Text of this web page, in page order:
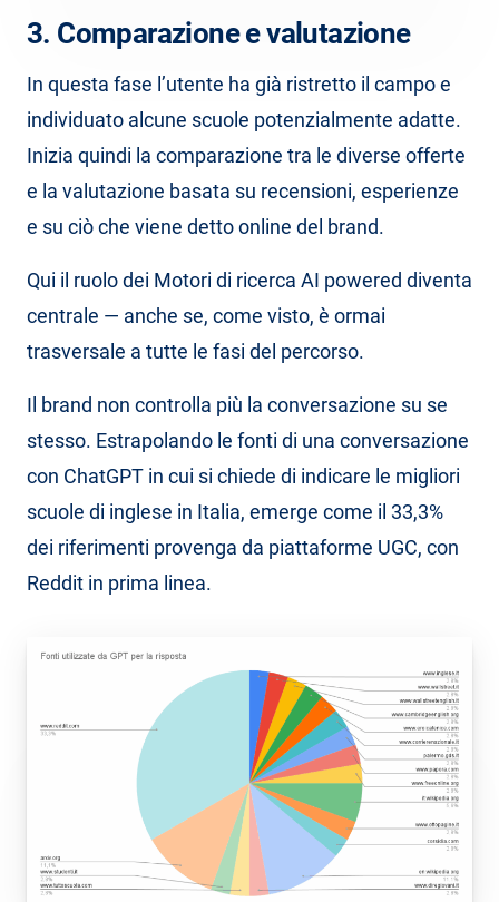
3. Comparazione e valutazione
In questa fase l’utente ha già ristretto il campo e
individuato alcune scuole potenzialmente adatte.
Inizia quindi la comparazione tra le diverse offerte
e la valutazione basata su recensioni, esperienze
e su ciò che viene detto online del brand.
Qui il ruolo dei Motori di ricerca AI powered diventa
centrale — anche se, come visto, è ormai
trasversale a tutte le fasi del percorso.
Il brand non controlla più la conversazione su se
stesso. Estrapolando le fonti di una conversazione
con ChatGPT in cui si chiede di indicare le migliori
scuole di inglese in Italia, emerge come il 33,3%
dei riferimenti provenga da piattaforme UGC, con
Reddit in prima linea.